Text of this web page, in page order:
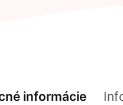
informácie